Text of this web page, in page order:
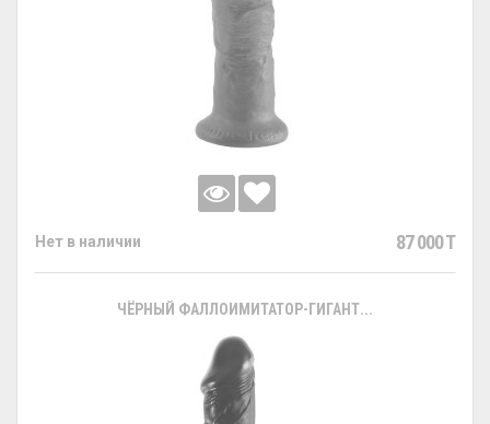
Нет в наличии 87 000 T
ЧЁРНЫЙ ФАЛЛОИМИТАТОР-ГИГАНТ...